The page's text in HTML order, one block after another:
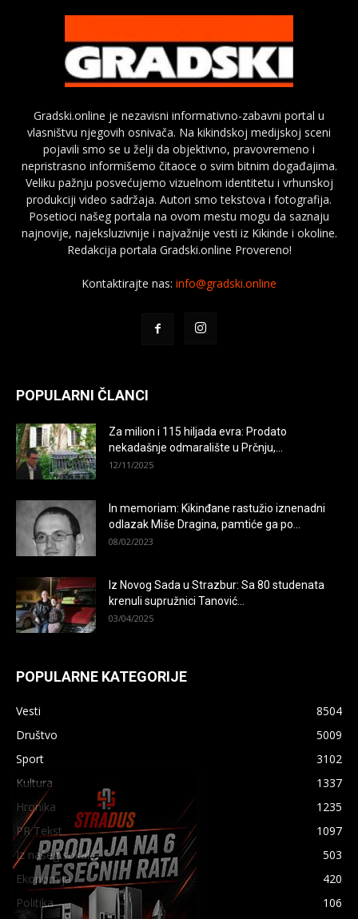
Gradski.online je nezavisni informativno-zabavni portal u
vlasništvu njegovih osnivača. Na kikindskoj medijskoj sceni
pojavili smo se u želji da objektivno, pravovremeno i
nepristrasno informišemo čitaoce o svim bitnim događajima.
Veliku pažnju posvećujemo vizuelnom identitetu i vrhunskoj
produkciji video sadržaja. Autori smo tekstova i fotografija.
Posetioci našeg portala na ovom mestu mogu da saznaju
najnovije, najeksluzivnije i najvažnije vesti iz Kikinde i okoline.
Redakcija portala Gradski.online Provereno!
Kontaktirajte nas: info@gradski.online
POPULARNI ČLANCI
Za milion i 115 hiljada evra: Prodato
nekadašnje odmaralište u Prčnju,...
12/11/2025
In memoriam: Kikinđane rastužio iznenadni
odlazak Miše Dragina, pamtiće ga po...
08/02/2023
Iz Novog Sada u Strazbur: Sa 80 studenata
krenuli supružnici Tanović...
03/04/2025
POPULARNE KATEGORIJE
Vesti
8504
Društvo
5009
Sport
3102
Kultura
1337
Hronika
1235
PR Tekst
1097
Iz našeg sokaka
503
Ekonomija
420
Politika
106
×